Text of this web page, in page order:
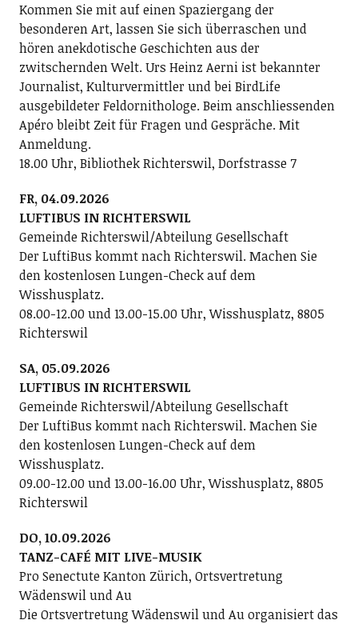
Kommen Sie mit auf einen Spaziergang der
besonderen Art, lassen Sie sich überraschen und
hören anekdotische Geschichten aus der
zwitschernden Welt. Urs Heinz Aerni ist bekannter
Journalist, Kulturvermittler und bei BirdLife
ausgebildeter Feldornithologe. Beim anschliessenden
Apéro bleibt Zeit für Fragen und Gespräche. Mit
Anmeldung.
18.00 Uhr, Bibliothek Richterswil, Dorfstrasse 7
FR, 04.09.2026
LUFTIBUS IN RICHTERSWIL
Gemeinde Richterswil/Abteilung Gesellschaft
Der LuftiBus kommt nach Richterswil. Machen Sie
den kostenlosen Lungen-Check auf dem
Wisshusplatz.
08.00-12.00 und 13.00-15.00 Uhr, Wisshusplatz, 8805
Richterswil
SA, 05.09.2026
LUFTIBUS IN RICHTERSWIL
Gemeinde Richterswil/Abteilung Gesellschaft
Der LuftiBus kommt nach Richterswil. Machen Sie
den kostenlosen Lungen-Check auf dem
Wisshusplatz.
09.00-12.00 und 13.00-16.00 Uhr, Wisshusplatz, 8805
Richterswil
DO, 10.09.2026
TANZ-CAFÉ MIT LIVE-MUSIK
Pro Senectute Kanton Zürich, Ortsvertretung
Wädenswil und Au
Die Ortsvertretung Wädenswil und Au organisiert das